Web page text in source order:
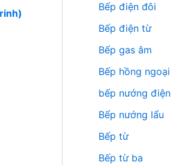
Bếp điện đôi
Bếp điện từ
Bếp gas âm
Bếp hồng ngoại
bếp nướng điện
Bếp nướng lẩu
Bếp từ
Bếp từ ba